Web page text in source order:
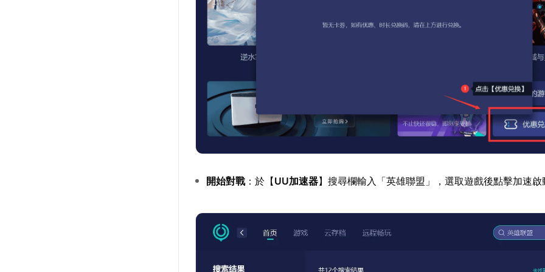
開始對戰：於【UU加速器】搜尋欄輸入「英雄聯盟」，選取遊戲後點擊加速啟